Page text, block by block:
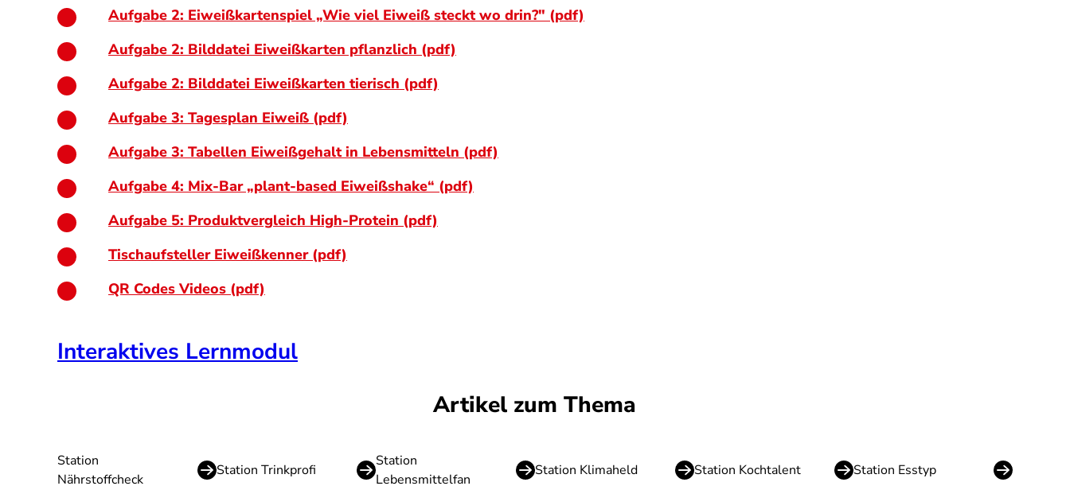
Aufgabe 2: Eiweißkartenspiel „Wie viel Eiweiß steckt wo drin?" (pdf)
Aufgabe 2: Bilddatei Eiweißkarten pflanzlich (pdf)
Aufgabe 2: Bilddatei Eiweißkarten tierisch (pdf)
Aufgabe 3: Tagesplan Eiweiß (pdf)
Aufgabe 3: Tabellen Eiweißgehalt in Lebensmitteln (pdf)
Aufgabe 4: Mix-Bar „plant-based Eiweißshake“ (pdf)
Aufgabe 5: Produktvergleich High-Protein (pdf)
Tischaufsteller Eiweißkenner (pdf)
QR Codes Videos (pdf)
Interaktives Lernmodul
Artikel zum Thema
Station
Nährstoffcheck
Station Trinkprofi
Station
Lebensmittelfan
Station Klimaheld Station Kochtalent Station Esstyp